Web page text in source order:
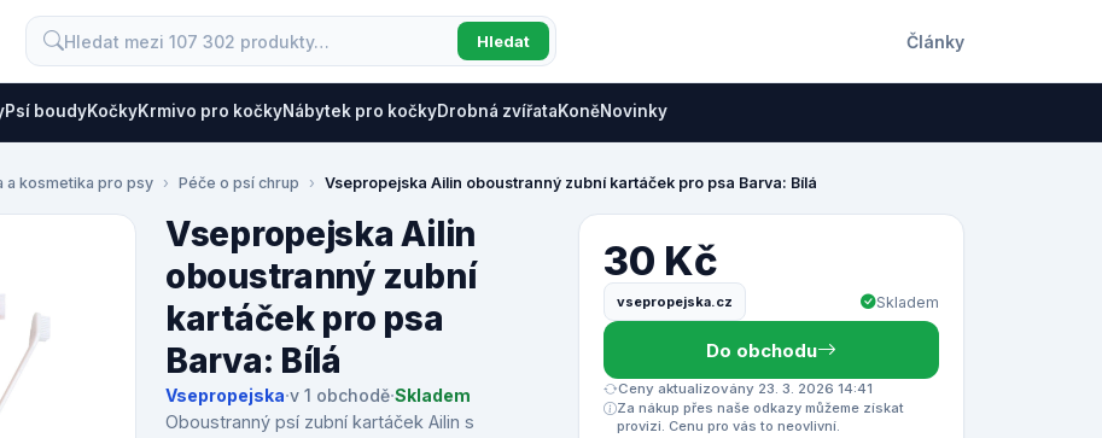
Hledat Články
Psí boudyKočkyKrmivo pro kočkyNábytek pro kočkyDrobná zvířataKoněNovinky
a kosmetika pro psy Péče o psí chrup Vsepropejska Ailin oboustranný zubní kartáček pro psa Barva: Bílá
Vsepropejska Ailin
oboustranný zubní
kartáček pro psa
Barva: Bílá
Vsepropejska·v 1 obchodě·Skladem
Oboustranný psí zubní kartáček Ailin s
30 Kč
vsepropejska.cz Skladem
Do obchodu
Ceny aktualizovány 23. 3. 2026 14:41
Za nákup přes naše odkazy můžeme získat
provizi. Cenu pro vás to neovlivní.